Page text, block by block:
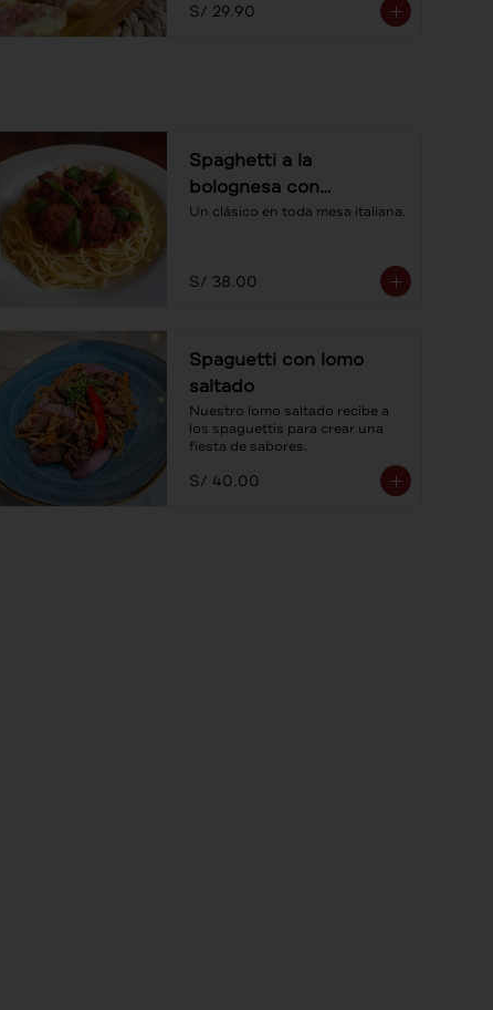
S/ 29.90
Spaghetti a la
bolognesa con
albóndigas
Un clásico en toda mesa italiana.
S/ 38.00
Spaguetti con lomo
saltado
Nuestro lomo saltado recibe a
los spaguettis para crear una
fiesta de sabores.
S/ 40.00